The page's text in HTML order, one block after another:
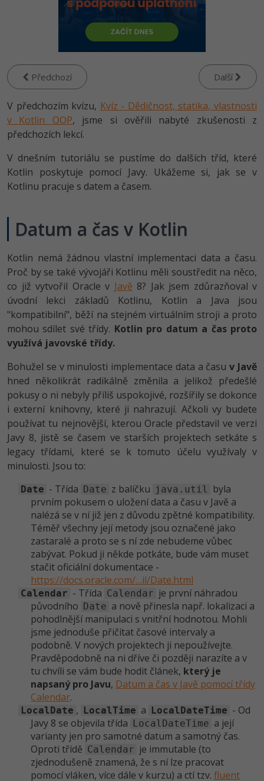
HTML5, CSS3, Bootstrap, SEO
SQL a databáze
Testování a verzování
UML a návrhové vzory
React
Spring
ASP.NET MVC
JavaScript
Python
HTML / CSS
UML a návrhové vzory
MySQL/MariaDB
MS-SQL
Vývojář mobilních aplikací
Specialista na AI a bigdata
C# Game developer
Webdesigner
Tester
Grafik / UX/UI návrhář
Projektový manažer
Databázový analytik
Copywriter
WordPress specialista
SEO specialista
Python -80%
JavaScript -80%
PHP
-80%
Swift -80%
C -80%
SQL
Návrh SW -80%
Algoritmy -41%
Umělá inteligence (AI) -10%
Pro děti
Více
Fórum
Kurzy e-commerce
Testování softwaru
Datová analýza
Digitální gramotnost
Marketing -30%
WordPress
SEO -30%
UX
Business
Kryptoměny -25%
Copywriting
MS Office -80%
Google Dokumenty
Kurzy designu
HTML/CSS
Photoshop -80%
Adobe Illustrator -80%
Adobe Lightroom -30%
Adobe XD -15%
Adobe InDesign -25%
Adobe After Effects
Blender -80%
Inkscape
Fotografování -80%
Video
Příběhy absolventů
Kariéra
Pro firmy
Předchozí Další
V předchozím kvízu, Kvíz - Dědičnost, statika, vlastnosti
v Kotlin OOP, jsme si ověřili nabyté zkušenosti z
předchozích lekcí.
V dnešním tutoriálu se pustíme do dalších tříd, které
Kotlin poskytuje pomocí Javy. Ukážeme si, jak se v
Kotlinu pracuje s datem a časem.
Datum a čas v Kotlin
Kotlin nemá žádnou vlastní implementaci data a času.
Proč by se také vývojáři Kotlinu měli soustředit na něco,
co již vytvořil Oracle v Javě 8? Jak jsem zdůrazňoval v
úvodní lekci základů Kotlinu, Kotlin a Java jsou
"kompatibilní", běží na stejném virtuálním stroji a proto
mohou sdílet své třídy. Kotlin pro datum a čas proto
využívá javovské třídy.
Bohužel se v minulosti implementace data a časuv Javě
hned několikrát radikálně změnila a jelikož předešlé
pokusy o ni nebyly příliš uspokojivé, rozšířily se dokonce
i externí knihovny, které ji nahrazují. Ačkoli vy budete
používat tu nejnovější, kterou Oracle představil ve verzi
Javy 8, jistě se časem ve starších projektech setkáte s
legacy třídami, které se k tomuto účelu využívaly v
minulosti. Jsou to:
Date - Třída Date z balíčku java.util
byla
prvním pokusem o uložení data a času v Javě a
nalézá se v ní již jen z důvodu zpětné kompatibility.
Téměř všechny její metody jsou označené jako
zastaralé a proto se s ní zde nebudeme vůbec
zabývat. Pokud ji někde potkáte, bude vám muset
stačit oficiální dokumentace -
https://docs.oracle.com/…il/Date.html
Calendar - Třída Calendar je první náhradou
původního Date a nově přinesla např. lokalizaci a
pohodlnější manipulaci s vnitřní hodnotou. Mohli
jsme jednoduše přičítat časové intervaly a
podobně. V nových projektech ji nepoužívejte.
Pravděpodobně na ni dříve či později narazíte a v
tu chvíli se vám bude hodit článek, který je
napsaný pro Javu, Datum a čas v Javě pomocí třídy
Calendar.
LocalDate , LocalTime a LocalDateTime - Od
Javy 8 se objevila třída LocalDateTime a její
varianty jen pro samotné datum a samotný čas.
Oproti třídě Calendar je immutable (to
zjednodušeně znamená, že s ní lze pracovat
pomocí vláken, více dále v kurzu) a ctí tzv. fluent